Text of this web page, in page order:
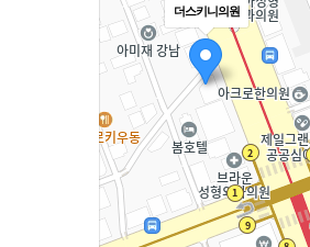
더스키니의원